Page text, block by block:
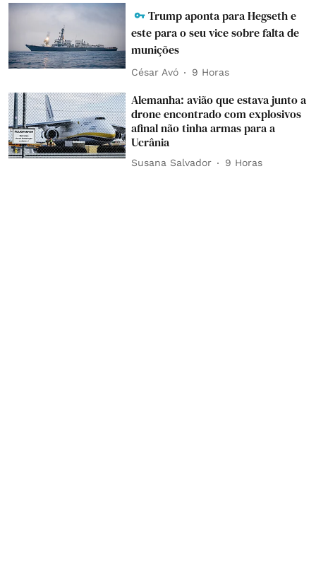
Trump aponta para Hegseth e
este para o seu vice sobre falta de
munições
César Avó 9 Horas
Alemanha: avião que estava junto a
drone encontrado com explosivos
afinal não tinha armas para a
Ucrânia
Susana Salvador 9 Horas